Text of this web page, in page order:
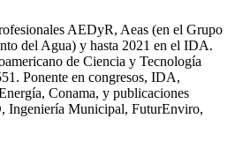
AEDyR, Aeas (en el Grupo
del Agua) y hasta 2021 en el IDA.
de Ciencia y Tecnología
Ponente en congresos, IDA,
Conama, y publicaciones
Ingeniería Municipal, FuturEnviro,